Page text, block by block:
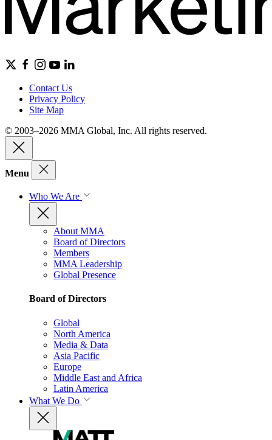
Contact Us
Privacy Policy
Site Map
© 2003–2026 MMA Global, Inc. All rights reserved.
Menu
Who We Are
About MMA
Board of Directors
Members
MMA Leadership
Global Presence
Board of Directors
Global
North America
Media & Data
Asia Pacific
Europe
Middle East and Africa
Latin America
What We Do